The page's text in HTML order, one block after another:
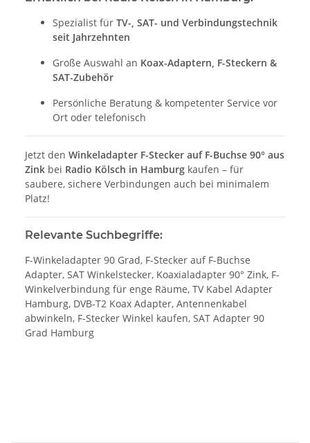
Spezialist für TV-, SAT- und Verbindungstechnik
seit Jahrzehnten
Große Auswahl an Koax-Adaptern, F-Steckern &
SAT-Zubehör
Persönliche Beratung & kompetenter Service vor
Ort oder telefonisch
Jetzt den Winkeladapter F-Stecker auf F-Buchse 90° aus
Zink bei Radio Kölsch in Hamburg kaufen – für
saubere, sichere Verbindungen auch bei minimalem
Platz!
Relevante Suchbegriffe:
F-Winkeladapter 90 Grad, F-Stecker auf F-Buchse
Adapter, SAT Winkelstecker, Koaxialadapter 90° Zink, F-
Winkelverbindung für enge Räume, TV Kabel Adapter
Hamburg, DVB-T2 Koax Adapter, Antennenkabel
abwinkeln, F-Stecker Winkel kaufen, SAT Adapter 90
Grad Hamburg